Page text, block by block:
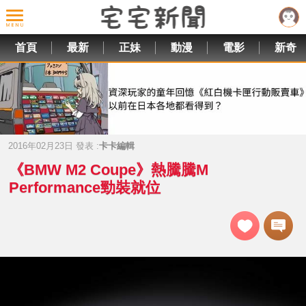
首頁 最新 正妹 動漫 電影 新奇
2016年02月23日 發表 :卡卡編輯
《BMW M2 Coupe》熱騰騰M
Performance勁裝就位